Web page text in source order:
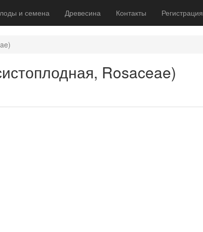
и семена Древесина Контакты Регистрация
Rosaceae)